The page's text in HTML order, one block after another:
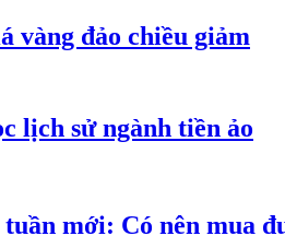
vàng đảo chiều giảm
lịch sử ngành tiền ảo
mới: Có nên mua